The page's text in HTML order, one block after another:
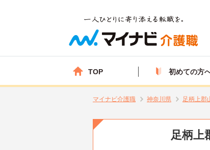
TOP 初めての方
マイナビ介護職 神奈川県 足柄上郡
足柄上